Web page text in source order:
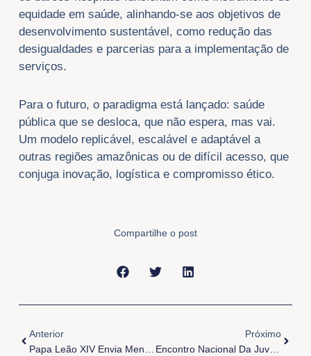
equidade em saúde, alinhando-se aos objetivos de
desenvolvimento sustentável, como redução das
desigualdades e parcerias para a implementação de
serviços.
Para o futuro, o paradigma está lançado: saúde
pública que se desloca, que não espera, mas vai.
Um modelo replicável, escalável e adaptável a
outras regiões amazônicas ou de difícil acesso, que
conjuga inovação, logística e compromisso ético.
Compartilhe o post
Anterior
Próximo
Encontro Nacional Da Juventude Na Cop30